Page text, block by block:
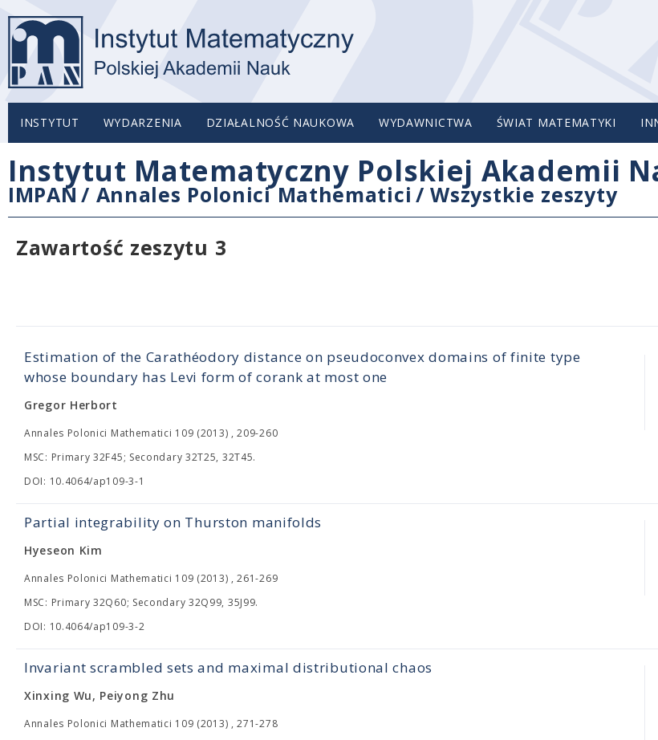
INSTYTUT WYDARZENIA DZIAŁALNOŚĆ NAUKOWA WYDAWNICTWA ŚWIAT MATEMATYKI
Instytut Matematyczny Polskiej Akademii
IMPAN / Annales Polonici Mathematici /Wszystkie zeszyty
Zawartość zeszytu 3
Estimation of the Carathéodory distance on pseudoconvex domains of finite type
whose boundary has Levi form of corank at most one
Gregor Herbort
Annales Polonici Mathematici 109 (2013) , 209-260
MSC: Primary 32F45; Secondary 32T25, 32T45.
DOI: 10.4064/ap109-3-1
Partial integrability on Thurston manifolds
Hyeseon Kim
Annales Polonici Mathematici 109 (2013) , 261-269
MSC: Primary 32Q60; Secondary 32Q99, 35J99.
DOI: 10.4064/ap109-3-2
Invariant scrambled sets and maximal distributional chaos
Xinxing Wu, Peiyong Zhu
Annales Polonici Mathematici 109 (2013) , 271-278